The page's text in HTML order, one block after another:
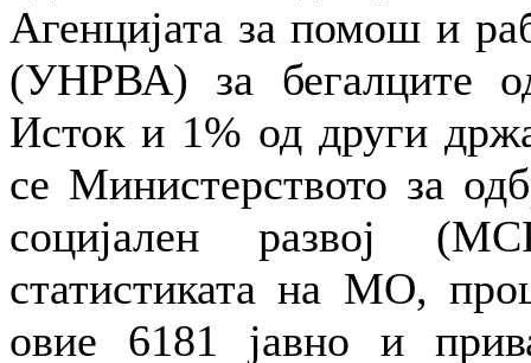
Агенцијата за помош и
(УНРВА) за бегалците
Исток и 1% од други
се Министерството за
социјален развој
статистиката на МО,
овие 6181 јавно и